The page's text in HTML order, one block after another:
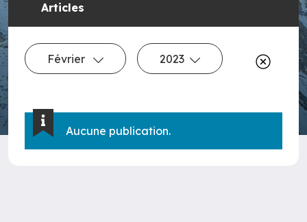
Articles
Février 2023
Aucune publication.